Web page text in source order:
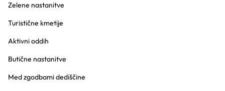
Zelene nastanitve
Turistične kmetije
Aktivni oddih
Butične nastanitve
Med zgodbami dediščine